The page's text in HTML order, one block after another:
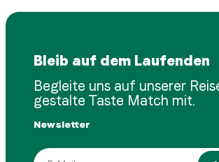
Bleib auf dem Laufenden
Begleite uns auf unserer
gestalte Taste Match mit.
Newsletter